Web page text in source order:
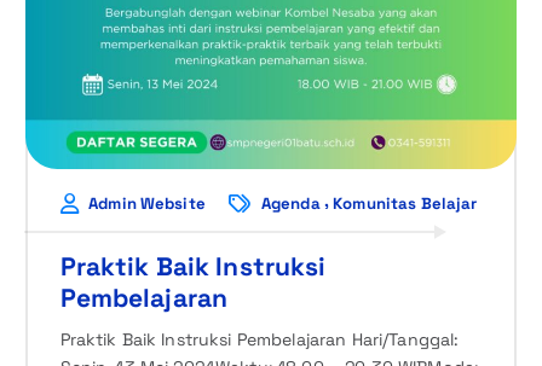
Admin Website Agenda,Komunitas Belajar
Praktik Baik Instruksi
Pembelajaran
Praktik Baik Instruksi Pembelajaran Hari/Tanggal: